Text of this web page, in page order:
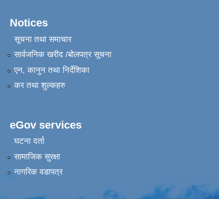
Notices
सूचना तथा समाचार
सार्वजनिक खरीद /बोलपत्र सूचना
एन, कानुन तथा निर्देशिका
कर तथा शुल्कहरु
eGov services
घटना दर्ता
सामाजिक सुरक्षा
नागरिक वडापत्र